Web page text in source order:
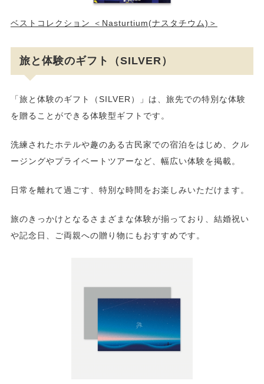
ベストコレクション ＜Nasturtium(ナスタチウム)＞
旅と体験のギフト（SILVER）
「旅と体験のギフト（SILVER）」は、旅先での特別な体験
を贈ることができる体験型ギフトです。
洗練されたホテルや趣のある古民家での宿泊をはじめ、クル
ージングやプライベートツアーなど、幅広い体験を掲載。
日常を離れて過ごす、特別な時間をお楽しみいただけます。
旅のきっかけとなるさまざまな体験が揃っており、結婚祝い
や記念日、ご両親への贈り物にもおすすめです。